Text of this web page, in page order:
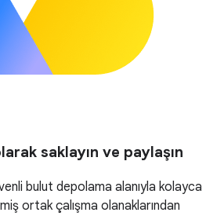
saklayın ve paylaşın
bulut depolama alanıyla kolayca
ortak çalışma olanaklarından